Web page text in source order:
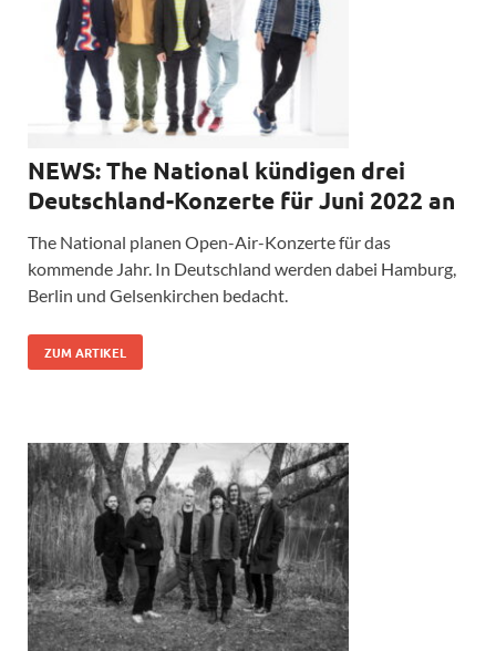
NEWS: The National kündigen drei
Deutschland-Konzerte für Juni 2022 an
The National planen Open-Air-Konzerte für das
kommende Jahr. In Deutschland werden dabei Hamburg,
Berlin und Gelsenkirchen bedacht.
ZUM ARTIKEL